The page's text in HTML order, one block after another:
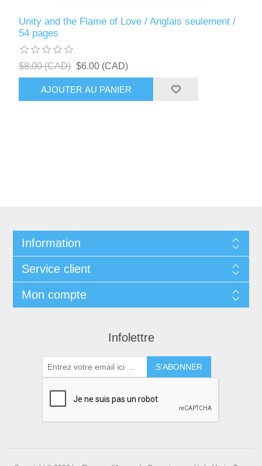
Unity and the Flame of Love / Anglais seulement /
54 pages
$8.00 (CAD) $6.00 (CAD)
AJOUTER AU PANIER
Information
Service client
Mon compte
Infolettre
S'ABONNER